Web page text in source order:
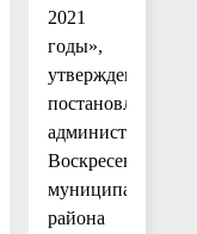
2021
годы»,
утвержденную
постановлением
администрации
Воскресенского
муниципального
района